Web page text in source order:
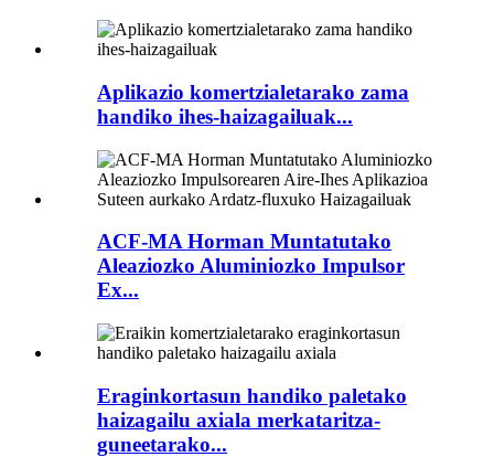
Aplikazio komertzialetarako zama
handiko ihes-haizagailuak...
ACF-MA Horman Muntatutako
Aleaziozko Aluminiozko Impulsor
Ex...
Eraginkortasun handiko paletako
haizagailu axiala merkataritza-
guneetarako...